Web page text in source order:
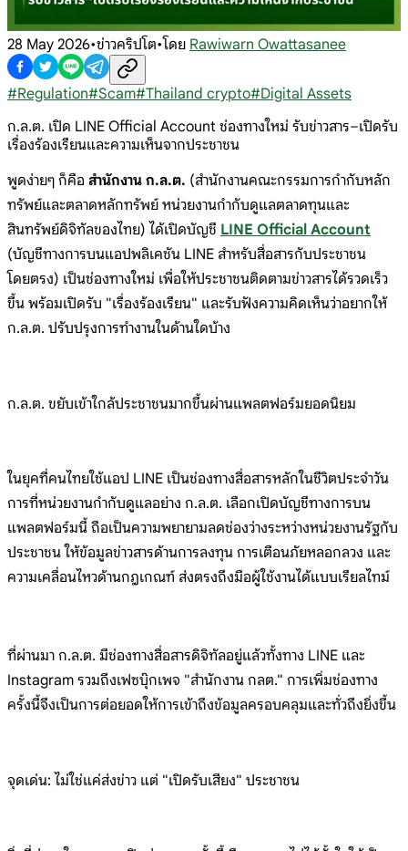
28 May 2026•ข่าวคริปโต•โดย Rawiwarn Owattasanee
#Regulation#Scam#Thailand crypto#Digital Assets
ก.ล.ต. เปิด LINE Official Account ช่องทางใหม่ รับข่าวสาร–เปิดรับ
เรื่องร้องเรียนและความเห็นจากประชาชน
พูดง่ายๆ ก็คือ สำนักงาน ก.ล.ต. (สำนักงานคณะกรรมการกำกับหลัก
ทรัพย์และตลาดหลักทรัพย์ หน่วยงานกำกับดูแลตลาดทุนและ
สินทรัพย์ดิจิทัลของไทย) ได้เปิดบัญชี LINE Official Account
(บัญชีทางการบนแอปพลิเคชัน LINE สำหรับสื่อสารกับประชาชน
โดยตรง) เป็นช่องทางใหม่ เพื่อให้ประชาชนติดตามข่าวสารได้รวดเร็ว
ขึ้น พร้อมเปิดรับ "เรื่องร้องเรียน" และรับฟังความคิดเห็นว่าอยากให้
ก.ล.ต. ปรับปรุงการทำงานในด้านใดบ้าง
ก.ล.ต. ขยับเข้าใกล้ประชาชนมากขึ้นผ่านแพลตฟอร์มยอดนิยม
ในยุคที่คนไทยใช้แอป LINE เป็นช่องทางสื่อสารหลักในชีวิตประจำวัน
การที่หน่วยงานกำกับดูแลอย่าง ก.ล.ต. เลือกเปิดบัญชีทางการบน
แพลตฟอร์มนี้ ถือเป็นความพยายามลดช่องว่างระหว่างหน่วยงานรัฐกับ
ประชาชน ให้ข้อมูลข่าวสารด้านการลงทุน การเตือนภัยหลอกลวง และ
ความเคลื่อนไหวด้านกฎเกณฑ์ ส่งตรงถึงมือผู้ใช้งานได้แบบเรียลไทม์
ที่ผ่านมา ก.ล.ต. มีช่องทางสื่อสารดิจิทัลอยู่แล้วทั้งทาง LINE และ
Instagram รวมถึงเฟซบุ๊กเพจ "สำนักงาน กลต." การเพิ่มช่องทาง
ครั้งนี้จึงเป็นการต่อยอดให้การเข้าถึงข้อมูลครอบคลุมและทั่วถึงยิ่งขึ้น
จุดเด่น: ไม่ใช่แค่ส่งข่าว แต่ "เปิดรับเสียง" ประชาชน